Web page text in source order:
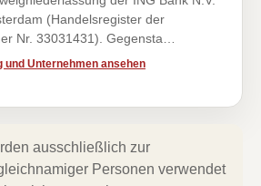
(Handelsregister der
Nr. 33031431). Gegensta…
und Unternehmen ansehen
ausschließlich zur
Personen verwendet